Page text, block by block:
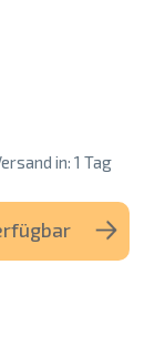
in: 1 Tag